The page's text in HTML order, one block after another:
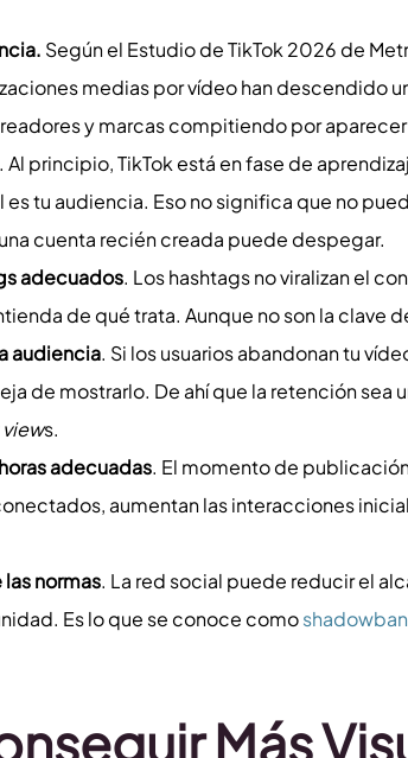
Según el Estudio de TikTok 2026 de
medias por vídeo han descendido
y marcas compitiendo por
. Al principio, TikTok está en fase de
tu audiencia. Eso no significa que no
cuenta recién creada puede despegar.
adecuados. Los hashtags no viralizan el
de qué trata. Aunque no son la clave
audiencia. Si los usuarios abandonan tu
de mostrarlo. De ahí que la retención
views.
adecuadas. El momento de
aumentan las interacciones
normas. La red social puede reducir el
Es lo que se conoce como
Más